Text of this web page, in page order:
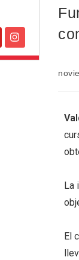
La
El